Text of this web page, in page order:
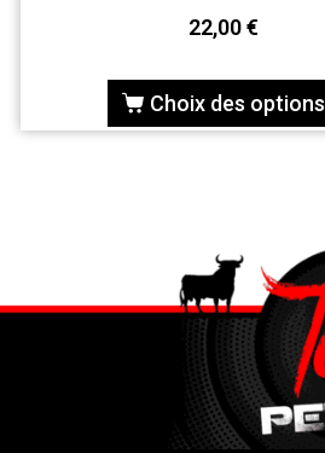
22,00€
Choix des options